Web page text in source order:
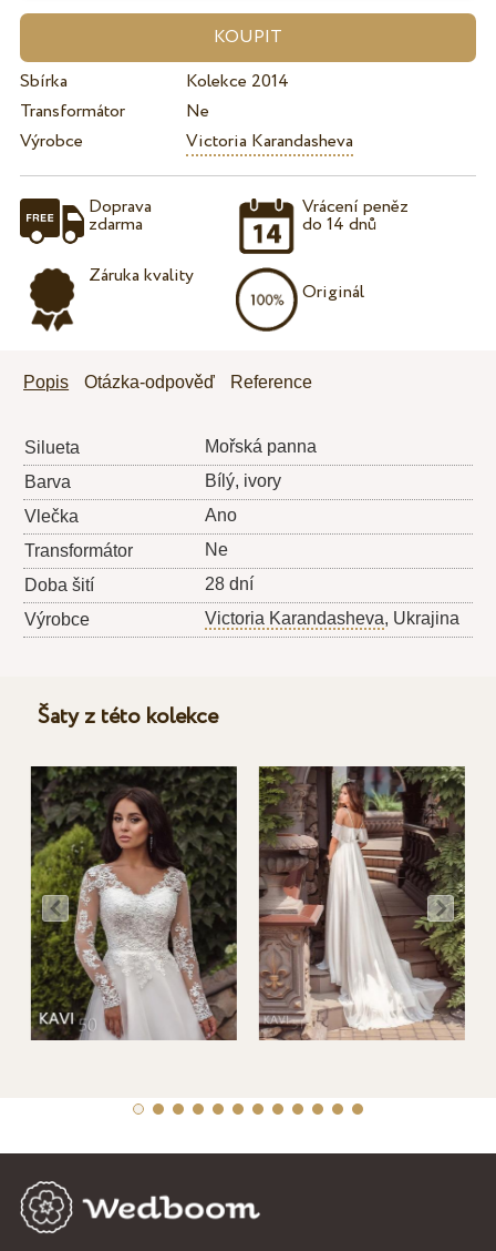
Sbírka
Kolekce 2014
Transformátor
Ne
Výrobce
Victoria Karandasheva
Doprava
zdarma
Záruka kvality
Vrácení peněz
do 14 dnů
Originál
Popis Otázka-odpověď Reference
Silueta
Mořská panna
Barva
Bílý, ivory
Vlečka
Ano
Transformátor
Ne
Doba šití
28 dní
Výrobce
Victoria Karandasheva, Ukrajina
Šaty z této kolekce